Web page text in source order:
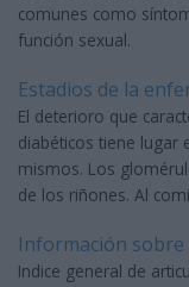
comunes como
función sexual.
Estadios de la
El deterioro que
diabéticos tiene lugar
mismos. Los
de los riñones. Al
Información sobre
Indice general de